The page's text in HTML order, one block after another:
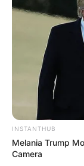
INSTANTHUB
Melania Trump
Camera